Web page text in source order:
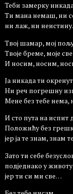
Теби замерку
Ти мана немаш, ни
ни лаж, ни
Твој шамар, мој
Твоје бреме, моје
И носим, носим,
Ја никада ти
Ни реч погрешну
Мене без тебе
И сто пута на испит
Положићу без
јер ја те знам, знам
Зато ти себе
подједнако у
јер ти си ми све…